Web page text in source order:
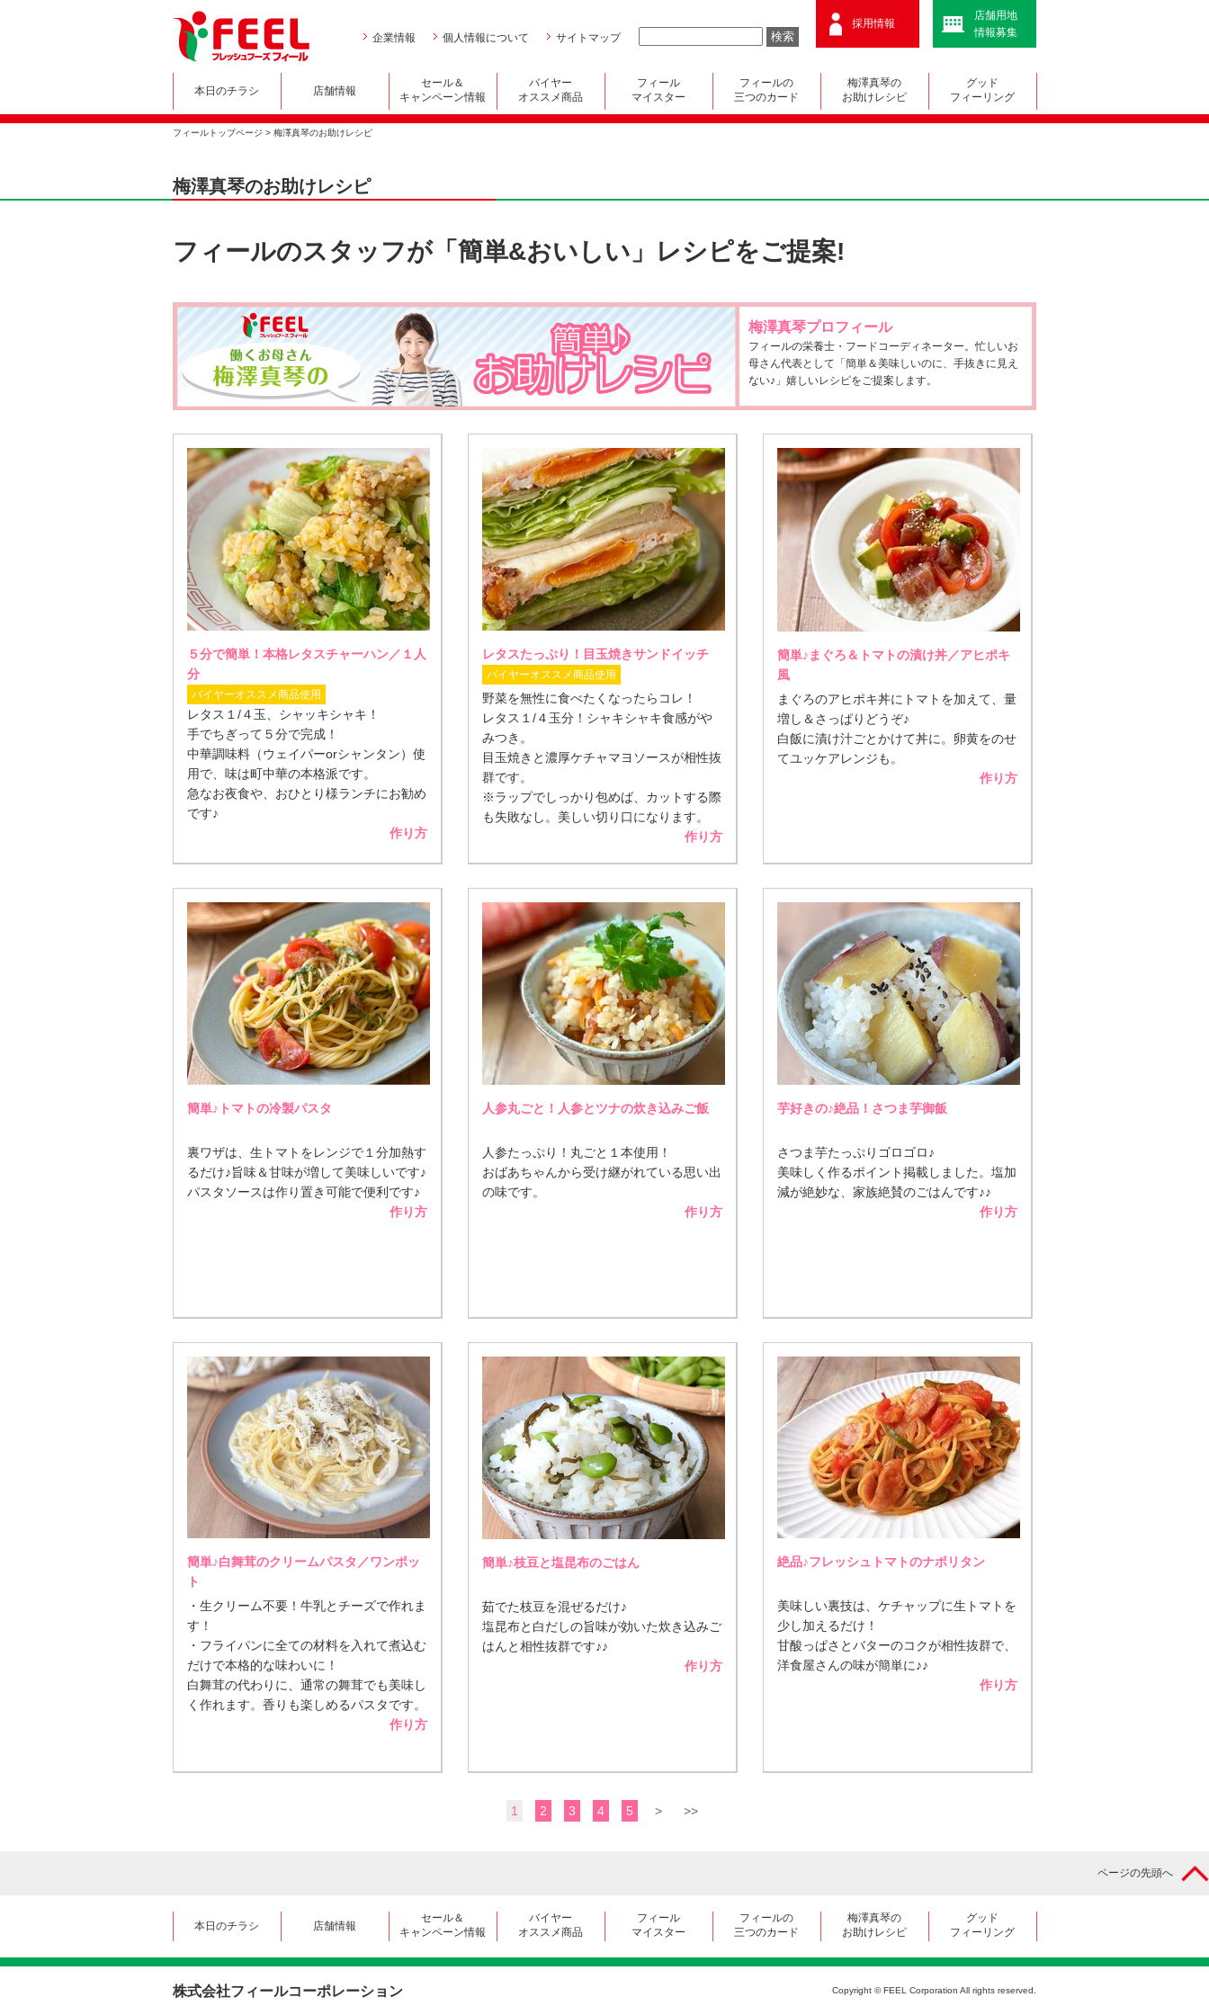
企業情報 個人情報について サイトマップ
採用情報
店舗用地
情報募集
本日のチラシ 店舗情報
セール＆
キャンペーン情報
バイヤー
オススメ商品
フィール
マイスター
フィールの
三つのカード
梅澤真琴の
お助けレシピ
グッド
フィーリング
フィールトップページ > 梅澤真琴のお助けレシピ
梅澤真琴のお助けレシピ
フィールのスタッフが「簡単&おいしい」レシピをご提案!
梅澤真琴プロフィール
フィールの栄養士・フードコーディネーター。忙しいお
母さん代表として「簡単＆美味しいのに、手抜きに見え
ない♪」嬉しいレシピをご提案します。
５分で簡単！本格レタスチャーハン／１人
分
バイヤーオススメ商品使用
レタス１/４玉、シャッキシャキ！
手でちぎって５分で完成！
中華調味料（ウェイパーorシャンタン）使
用で、味は町中華の本格派です。
急なお夜食や、おひとり様ランチにお勧め
です♪
作り方
レタスたっぷり！目玉焼きサンドイッチ
バイヤーオススメ商品使用
野菜を無性に食べたくなったらコレ！
レタス１/４玉分！シャキシャキ食感がや
みつき。
目玉焼きと濃厚ケチャマヨソースが相性抜
群です。
※ラップでしっかり包めば、カットする際
も失敗なし。美しい切り口になります。
作り方
簡単♪まぐろ＆トマトの漬け丼／アヒポキ
風
まぐろのアヒポキ丼にトマトを加えて、量
増し＆さっぱりどうぞ♪
白飯に漬け汁ごとかけて丼に。卵黄をのせ
てユッケアレンジも。
作り方
簡単♪トマトの冷製パスタ
裏ワザは、生トマトをレンジで１分加熱す
るだけ♪旨味＆甘味が増して美味しいです♪
パスタソースは作り置き可能で便利です♪
作り方
人参丸ごと！人参とツナの炊き込みご飯
人参たっぷり！丸ごと１本使用！
おばあちゃんから受け継がれている思い出
の味です。
作り方
芋好きの♪絶品！さつま芋御飯
さつま芋たっぷりゴロゴロ♪
美味しく作るポイント掲載しました。塩加
減が絶妙な、家族絶賛のごはんです♪♪
作り方
簡単♪白舞茸のクリームパスタ／ワンポッ
ト
・生クリーム不要！牛乳とチーズで作れま
す！
・フライパンに全ての材料を入れて煮込む
だけで本格的な味わいに！
白舞茸の代わりに、通常の舞茸でも美味し
く作れます。香りも楽しめるパスタです。
作り方
簡単♪枝豆と塩昆布のごはん
茹でた枝豆を混ぜるだけ♪
塩昆布と白だしの旨味が効いた炊き込みご
はんと相性抜群です♪♪
作り方
絶品♪フレッシュトマトのナポリタン
美味しい裏技は、ケチャップに生トマトを
少し加えるだけ！
甘酸っぱさとバターのコクが相性抜群で、
洋食屋さんの味が簡単に♪♪
作り方
1 2 3 4 5 > >>
ページの先頭へ
本日のチラシ 店舗情報
セール＆
キャンペーン情報
バイヤー
オススメ商品
フィール
マイスター
フィールの
三つのカード
梅澤真琴の
お助けレシピ
グッド
フィーリング
株式会社フィールコーポレーション Copyright © FEEL Corporation All rights reserved.